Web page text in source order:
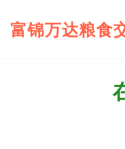
富锦万达粮食